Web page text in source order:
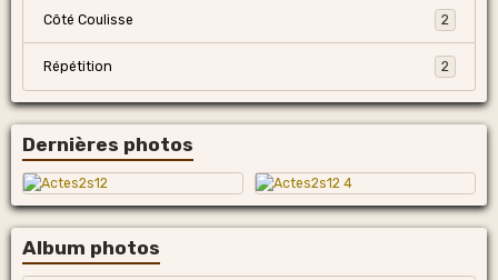
Côté Coulisse 2
Répétition 2
Dernières photos
Album photos